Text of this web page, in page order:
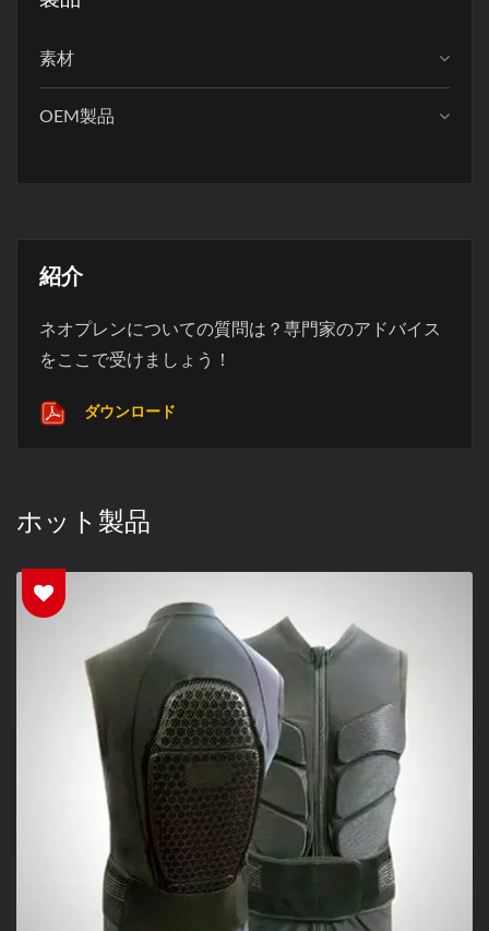
素材
OEM製品
紹介
ネオプレンについての質問は？専門家のアドバイス
をここで受けましょう！
ダウンロード
ホット製品